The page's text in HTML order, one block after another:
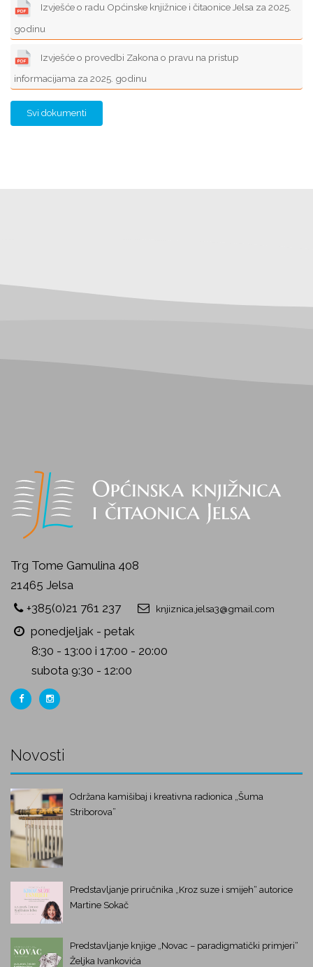
Izvješće o radu Općinske knjižnice i čitaonice Jelsa za 2025.
godinu
Izvješće o provedbi Zakona o pravu na pristup
informacijama za 2025. godinu
Svi dokumenti
Trg Tome Gamulina 408
21465 Jelsa
+385(0)21 761 237
knjiznica.jelsa3@gmail.com
ponedjeljak - petak
8:30 - 13:00 i 17:00 - 20:00
subota 9:30 - 12:00
Novosti
Održana kamišibaj i kreativna radionica „Šuma
Striborova”
Predstavljanje priručnika „Kroz suze i smijeh“ autorice
Martine Sokač
Predstavljanje knjige „Novac – paradigmatički primjeri“
Željka Ivankovića